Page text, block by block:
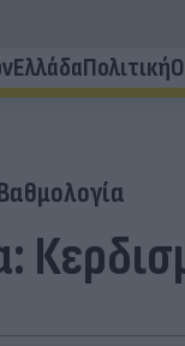
ΕλλάδαΠολιτική